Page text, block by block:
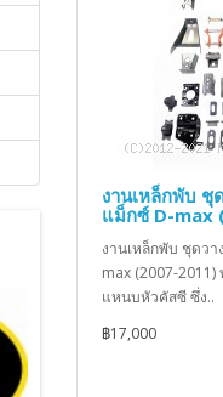
งานเหล็กพับ ชุ
แม็กซ์ D-max
งานเหล็กพับ ชุดว
max (2007-
แหนบหัวคัสซี ซึ่ง..
฿17,000